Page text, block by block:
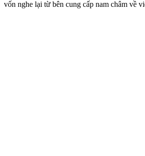
vốn nghe lại từ bên cung cấp nam châm về